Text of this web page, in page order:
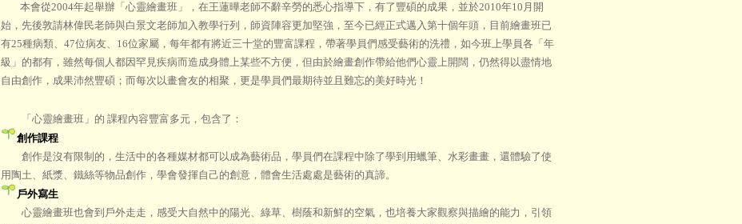
本會從2004年起舉辦「心靈繪畫班」，在王蓮曄老師不辭辛勞的悉心指導下，有了豐碩的成果，並於2010年10月開
始，先後敦請林偉民老師與白景文老師加入教學行列，師資陣容更加堅強，至今已經正式邁入第十個年頭，目前繪畫班已
有25種病類、47位病友、16位家屬，每年都有將近三十堂的豐富課程，帶著學員們感受藝術的洗禮，如今班上學員各「年
級」的都有，雖然每個人都因罕見疾病而造成身體上某些不方便，但由於繪畫創作帶給他們心靈上開闊，仍然得以盡情地
自由創作，成果沛然豐碩；而每次以畫會友的相聚，更是學員們最期待並且難忘的美好時光！
「心靈繪畫班」的 課程內容豐富多元，包含了：
創作課程
創作是沒有限制的，生活中的各種媒材都可以成為藝術品，學員們在課程中除了學到用蠟筆、水彩畫畫，還體驗了使
用陶土、紙漿、鐵絲等物品創作，學會發揮自己的創意，體會生活處處是藝術的真諦。
戶外寫生
心靈繪畫班也會到戶外走走，感受大自然中的陽光、綠草、樹蔭和新鮮的空氣，也培養大家觀察與描繪的能力，引領